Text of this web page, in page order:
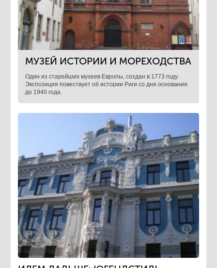
МУЗЕЙ ИСТОРИИ И МОРЕХОДСТВА
Один из старейших музеев Европы, создан в 1773 году.
Экспозиция повествует об истории Риги со дня основания
до 1940 года.